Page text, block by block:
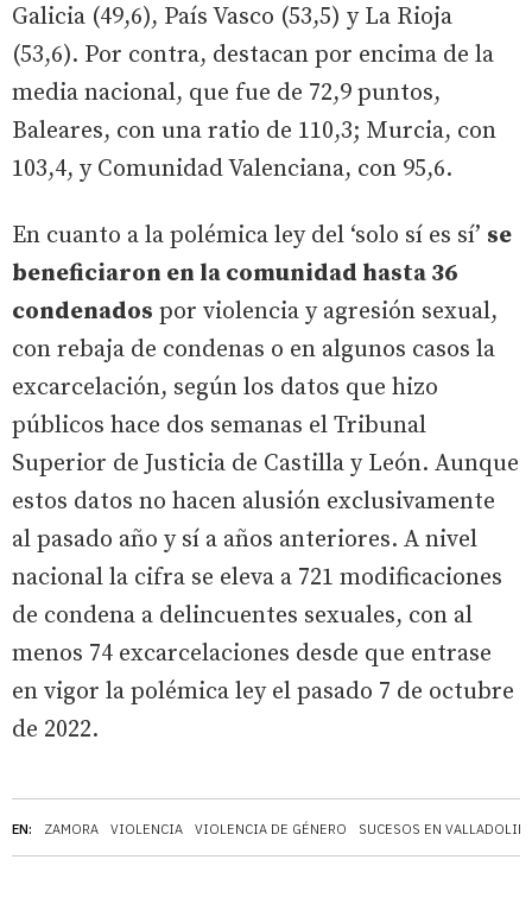
EN: ZAMORA VIOLENCIA VIOLENCIA DE GÉNERO SUCESOS EN VALLADOLID
Galicia (49,6), País Vasco (53,5) y La Rioja
(53,6). Por contra, destacan por encima de la
media nacional, que fue de 72,9 puntos,
Baleares, con una ratio de 110,3; Murcia, con
103,4, y Comunidad Valenciana, con 95,6.
En cuanto a la polémica ley del ‘solo sí es sí’ se
beneficiaron en la comunidad hasta 36
condenados por violencia y agresión sexual,
con rebaja de condenas o en algunos casos la
excarcelación, según los datos que hizo
públicos hace dos semanas el Tribunal
Superior de Justicia de Castilla y León. Aunque
estos datos no hacen alusión exclusivamente
al pasado año y sí a años anteriores. A nivel
nacional la cifra se eleva a 721 modificaciones
de condena a delincuentes sexuales, con al
menos 74 excarcelaciones desde que entrase
en vigor la polémica ley el pasado 7 de octubre
de 2022.